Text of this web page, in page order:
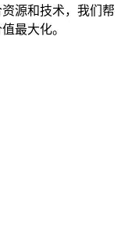
源和技术，我们帮
最大化。